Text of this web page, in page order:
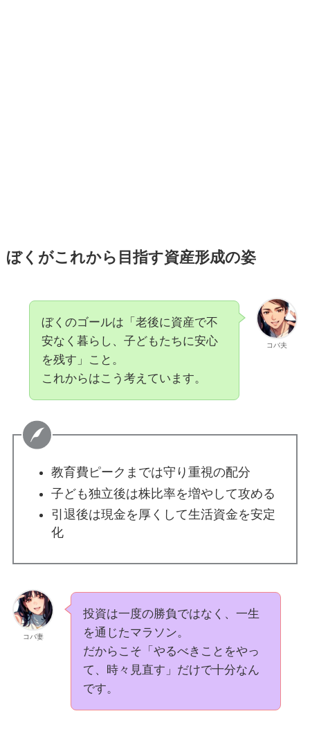
ぼくがこれから目指す資産形成の姿
コバ夫
ぼくのゴールは「老後に資産で不
安なく暮らし、子どもたちに安心
を残す」こと。
これからはこう考えています。
教育費ピークまでは守り重視の配分
子ども独立後は株比率を増やして攻める
引退後は現金を厚くして生活資金を安定
化
コバ妻
投資は一度の勝負ではなく、一生
を通じたマラソン。
だからこそ「やるべきことをやっ
て、時々見直す」だけで十分なん
です。